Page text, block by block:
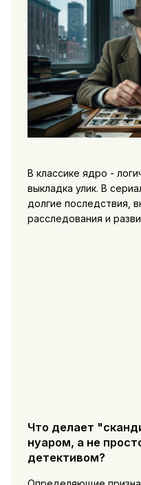
В классике ядро -
выкладка улик. В
долгие последствия,
расследования и
Что делает
нуаром, а не
детективом?